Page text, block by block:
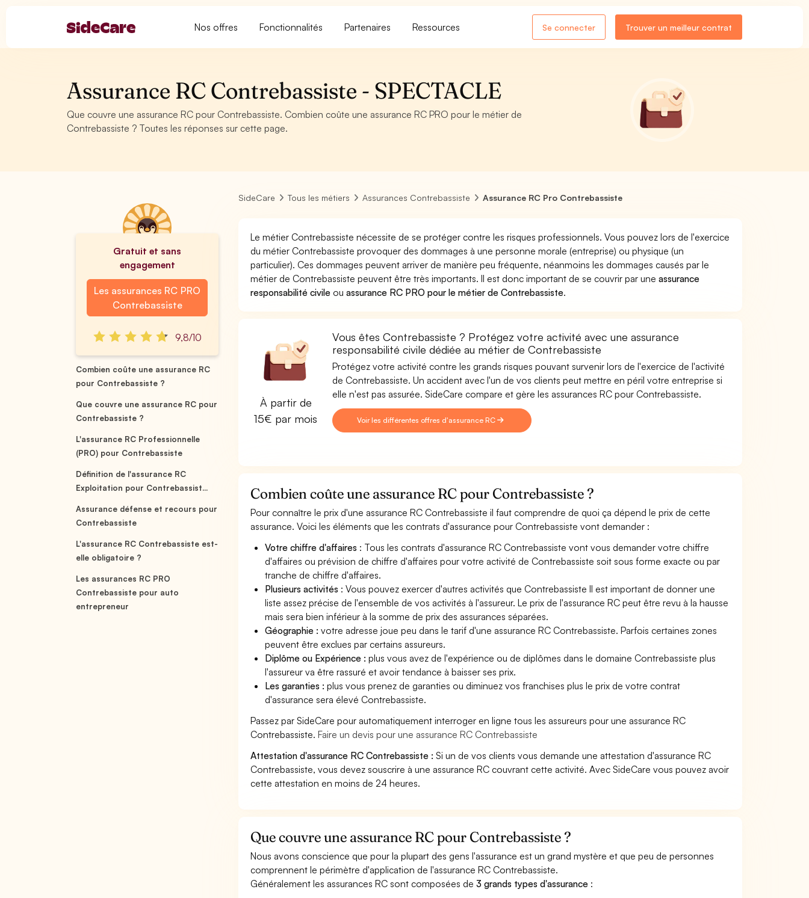
Nos offres Fonctionnalités Partenaires Ressources Se connecter Trouver un meilleur contrat
Assurance RC Contrebassiste - SPECTACLE
Que couvre une assurance RC pour Contrebassiste. Combien coûte une assurance RC PRO pour le métier de
Contrebassiste ? Toutes les réponses sur cette page.
Gratuit et sans
engagement
Les assurances RC PRO
Contrebassiste
9,8/10
Combien coûte une assurance RC
pour Contrebassiste ?
Que couvre une assurance RC pour
Contrebassiste ?
L'assurance RC Professionnelle
(PRO) pour Contrebassiste
Définition de l'assurance RC
Exploitation pour Contrebassist...
Assurance défense et recours pour
Contrebassiste
L'assurance RC Contrebassiste est-
elle obligatoire ?
Les assurances RC PRO
Contrebassiste pour auto
entrepreneur
SideCare Tous les métiers Assurances Contrebassiste Assurance RC Pro Contrebassiste
Le métier Contrebassiste nécessite de se protéger contre les risques professionnels. Vous pouvez lors de l'exercice
du métier Contrebassiste provoquer des dommages à une personne morale (entreprise) ou physique (un
particulier). Ces dommages peuvent arriver de manière peu fréquente, néanmoins les dommages causés par le
métier de Contrebassiste peuvent être très importants. Il est donc important de se couvrir par uneassurance
responsabilité civile ouassurance RC PRO pour le métier de Contrebassiste.
À partir de
15€ par mois
Vous êtes Contrebassiste ? Protégez votre activité avec une assurance
responsabilité civile dédiée au métier de Contrebassiste
Protégez votre activité contre les grands risques pouvant survenir lors de l'exercice de l'activité
de Contrebassiste. Un accident avec l'un de vos clients peut mettre en péril votre entreprise si
elle n'est pas assurée. SideCare compare et gère les assurances RC pour Contrebassiste.
Voir les différentes offres d'assurance RC
Combien coûte une assurance RC pour Contrebassiste ?
Pour connaître le prix d'une assurance RC Contrebassiste il faut comprendre de quoi ça dépend le prix de cette
assurance. Voici les éléments que les contrats d'assurance pour Contrebassiste vont demander :
Votre chiffre d'affaires : Tous les contrats d'assurance RC Contrebassiste vont vous demander votre chiffre
d'affaires ou prévision de chiffre d'affaires pour votre activité de Contrebassiste soit sous forme exacte ou par
tranche de chiffre d'affaires.
Plusieurs activités : Vous pouvez exercer d'autres activités que Contrebassiste Il est important de donner une
liste assez précise de l'ensemble de vos activités à l'assureur. Le prix de l'assurance RC peut être revu à la hausse
mais sera bien inférieur à la somme de prix des assurances séparées.
Géographie :votre adresse joue peu dans le tarif d'une assurance RC Contrebassiste. Parfois certaines zones
peuvent être exclues par certains assureurs.
Diplôme ou Expérience :plus vous avez de l'expérience ou de diplômes dans le domaine Contrebassiste plus
l'assureur va être rassuré et avoir tendance à baisser ses prix.
Les garanties :plus vous prenez de garanties ou diminuez vos franchises plus le prix de votre contrat
d'assurance sera élevé Contrebassiste.
Passez par SideCare pour automatiquement interroger en ligne tous les assureurs pour une assurance RC
Contrebassiste.Faire un devis pour une assurance RC Contrebassiste
Attestation d'assurance RC Contrebassiste : Si un de vos clients vous demande une attestation d'assurance RC
Contrebassiste, vous devez souscrire à une assurance RC couvrant cette activité. Avec SideCare vous pouvez avoir
cette attestation en moins de 24 heures.
Que couvre une assurance RC pour Contrebassiste ?
Nous avons conscience que pour la plupart des gens l'assurance est un grand mystère et que peu de personnes
comprennent le périmètre d'application de l'assurance RC Contrebassiste.
Généralement les assurances RC sont composées de3 grands types d'assurance :